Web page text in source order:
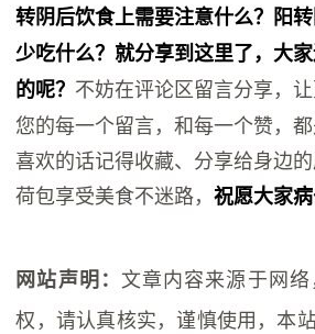
转阴后饮食上需要注意什么？阳转
少吃什么？就分享到这里了，大
的呢？ 不妨在评论区留言分享，让
您的每一个留言，和每一个赞，都
喜欢的话记得收藏、分享给身边
荷包享受美食不迷路，祝愿大家病
网站声明： 文章内容来源于网
权，请认真核实，谨慎使用，本